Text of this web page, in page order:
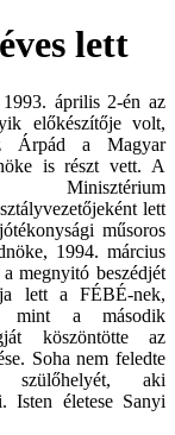
lett
április 2-én az
előkészítője volt,
Árpád a Magyar
is részt vett. A
Minisztérium
lett
műsoros
1994. március
megnyitó beszédjét
lett a FÉBÉ-nek,
mint a második
köszöntötte az
Soha nem feledte
szülőhelyét, aki
Isten életese Sanyi